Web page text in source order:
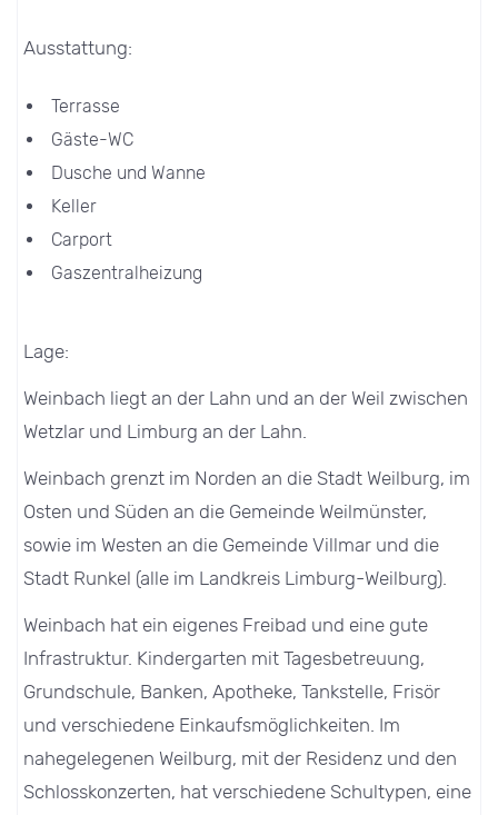
Ausstattung:
Terrasse
Gäste-WC
Dusche und Wanne
Keller
Carport
Gaszentralheizung
Lage:
Weinbach liegt an der Lahn und an der Weil zwischen
Wetzlar und Limburg an der Lahn.
Weinbach grenzt im Norden an die Stadt Weilburg, im
Osten und Süden an die Gemeinde Weilmünster,
sowie im Westen an die Gemeinde Villmar und die
Stadt Runkel (alle im Landkreis Limburg-Weilburg).
Weinbach hat ein eigenes Freibad und eine gute
Infrastruktur. Kindergarten mit Tagesbetreuung,
Grundschule, Banken, Apotheke, Tankstelle, Frisör
und verschiedene Einkaufsmöglichkeiten. Im
nahegelegenen Weilburg, mit der Residenz und den
Schlosskonzerten, hat verschiedene Schultypen, eine